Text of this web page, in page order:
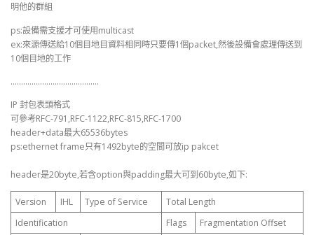
明他的群組
ps:設備需支援才可使用multicast
ex:來源傳送給10個目地目資料相同時只要傳1個packet,然後設備會處理傳送到
10個目地的工作
……………………………………
IP 封包表頭格式
可參考RFC-791,RFC-1122,RFC-815,RFC-1700
header+data最大65536bytes
ps:ethernet frame只有1492byte的空間可放ip pakcet
header是20byte,若含option與padding最大可到60byte,如下:
Version IHL Type of Service
Total Length
Identification
Flags
Fragmentation Offset